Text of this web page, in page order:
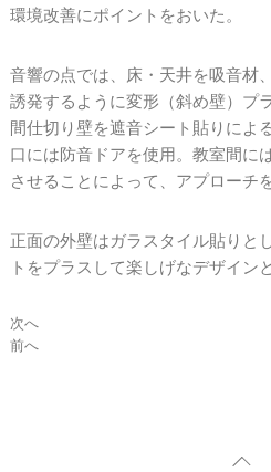
環境改善にポイントをおいた。
音響の点では、床・天井を吸音材
誘発するように変形（斜め壁）プ
間仕切り壁を遮音シート貼りによ
口には防音ドアを使用。教室間に
させることによって、アプローチ
正面の外壁はガラスタイル貼りと
トをプラスして楽しげなデザイン
次へ
前へ